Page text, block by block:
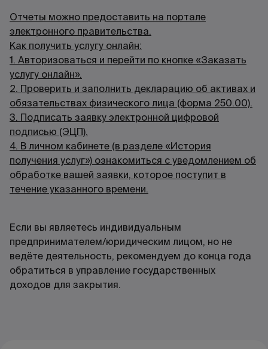
Отчеты можно предоставить на портале
электронного правительства.
Как получить услугу онлайн:
1. Авторизоваться и перейти по кнопке «Заказать
услугу онлайн».
2. Проверить и заполнить декларацию об активах и
обязательствах физического лица (форма 250.00).
3. Подписать заявку электронной цифровой
подписью (ЭЦП).
4. В личном кабинете (в разделе «История
получения услуг») ознакомиться с уведомлением об
обработке вашей заявки, которое поступит в
течение указанного времени.
Если вы являетесь индивидуальным
предпринимателем/юридическим лицом, но не
ведёте деятельность, рекомендуем до конца года
обратиться в управление государственных
доходов для закрытия.